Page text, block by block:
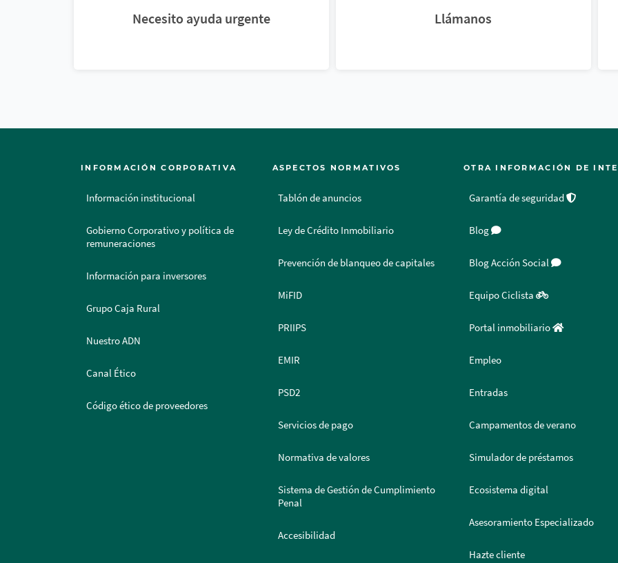
Necesito ayuda urgente Llámanos
INFORMACIÓN CORPORATIVA
Información institucional
Gobierno Corporativo y política de
remuneraciones
Información para inversores
Grupo Caja Rural
Nuestro ADN
Canal Ético
Código ético de proveedores
ASPECTOS NORMATIVOS
Tablón de anuncios
Ley de Crédito Inmobiliario
Prevención de blanqueo de capitales
MiFID
PRIIPS
EMIR
PSD2
Servicios de pago
Normativa de valores
Sistema de Gestión de Cumplimiento
Penal
Accesibilidad
OTRA INFORMACIÓN DE
Garantía de seguridad
Blog
Blog Acción Social
Equipo Ciclista
Portal inmobiliario
Empleo
Entradas
Campamentos de verano
Simulador de préstamos
Ecosistema digital
Asesoramiento Especializado
Hazte cliente